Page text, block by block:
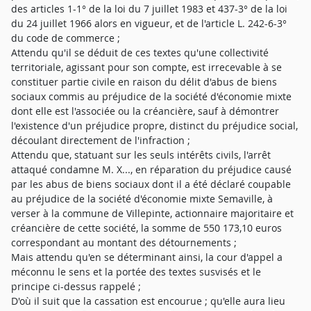
des articles 1-1° de la loi du 7 juillet 1983 et 437-3° de la loi
du 24 juillet 1966 alors en vigueur, et de l'article L. 242-6-3°
du code de commerce ;
Attendu qu'il se déduit de ces textes qu'une collectivité
territoriale, agissant pour son compte, est irrecevable à se
constituer partie civile en raison du délit d'abus de biens
sociaux commis au préjudice de la société d'économie mixte
dont elle est l'associée ou la créancière, sauf à démontrer
l'existence d'un préjudice propre, distinct du préjudice social,
découlant directement de l'infraction ;
Attendu que, statuant sur les seuls intérêts civils, l'arrêt
attaqué condamne M. X..., en réparation du préjudice causé
par les abus de biens sociaux dont il a été déclaré coupable
au préjudice de la société d'économie mixte Semaville, à
verser à la commune de Villepinte, actionnaire majoritaire et
créancière de cette société, la somme de 550 173,10 euros
correspondant au montant des détournements ;
Mais attendu qu'en se déterminant ainsi, la cour d'appel a
méconnu le sens et la portée des textes susvisés et le
principe ci-dessus rappelé ;
D'où il suit que la cassation est encourue ; qu'elle aura lieu